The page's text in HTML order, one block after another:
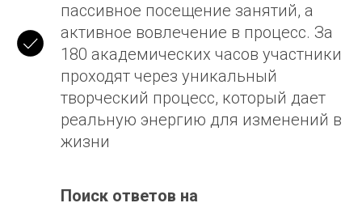
пассивное посещение занятий, а
активное вовлечение в процесс. За
180 академических часов участники
проходят через уникальный
творческий процесс, который дает
реальную энергию для изменений в
жизни
Поиск ответов на